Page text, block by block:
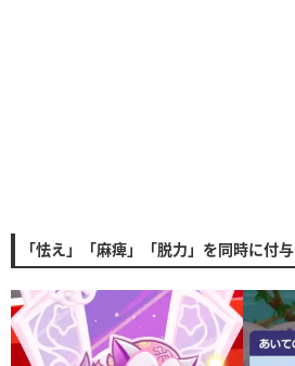
「怯え」「麻痺」「脱力」を同時に付与